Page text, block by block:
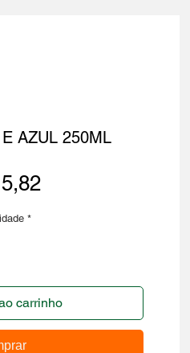
AZUL 250ML
Preço
*
carrinho